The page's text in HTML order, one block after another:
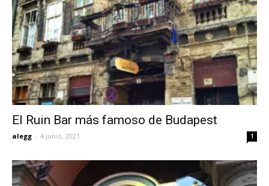
El Ruin Bar más famoso de Budapest
alegg - 4 junio, 2021 1